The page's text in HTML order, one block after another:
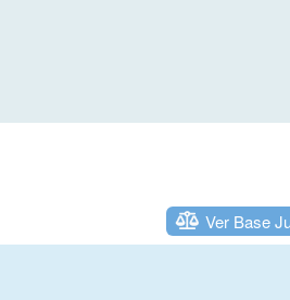
Ver Base